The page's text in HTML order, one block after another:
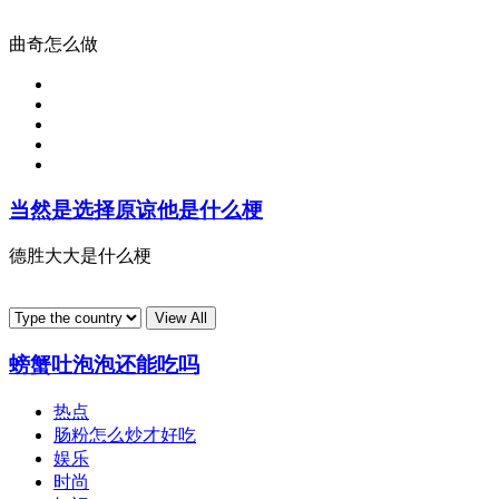
曲奇怎么做
当然是选择原谅他是什么梗
德胜大大是什么梗
螃蟹吐泡泡还能吃吗
热点
肠粉怎么炒才好吃
娱乐
时尚